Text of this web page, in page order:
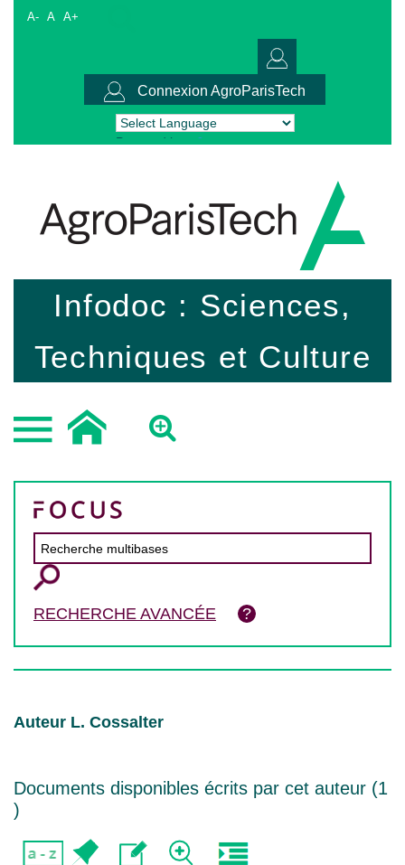
A- A A+
Connexion AgroParisTech
Powered by Translate
Infodoc : Sciences,
Techniques et Culture
RECHERCHE AVANCÉE
Auteur L. Cossalter
Documents disponibles écrits par cet auteur (1
)